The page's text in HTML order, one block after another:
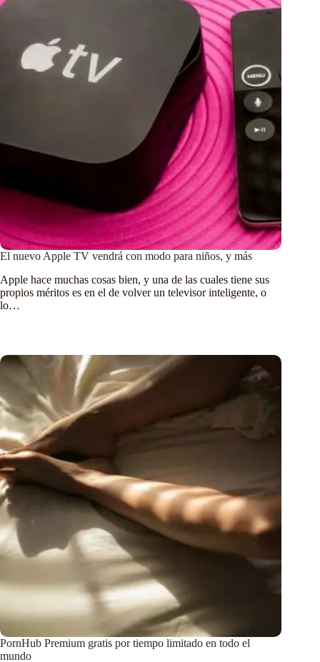
El nuevo Apple TV vendrá con modo para niños, y más
Apple hace muchas cosas bien, y una de las cuales tiene sus
propios méritos es en el de volver un televisor inteligente, o
lo…
PornHub Premium gratis por tiempo limitado en todo el
mundo